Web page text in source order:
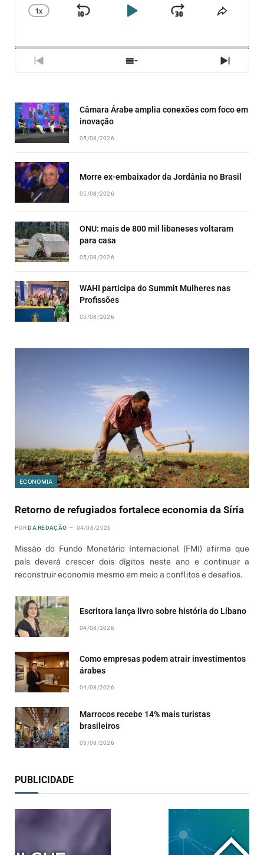
CHANGE
1X
SKIP
PLAYJUMP
PREVIOUS
EPISODE
SHOW
EPISODES
NEXT
Câmara Árabe amplia conexões com foco em
inovação
05/08/2026
Morre ex-embaixador da Jordânia no Brasil
05/08/2026
ONU: mais de 800 mil libaneses voltaram
para casa
05/08/2026
WAHI participa do Summit Mulheres nas
Profissões
05/08/2026
ECONOMIA
Retorno de refugiados fortalece economia da Síria
POR DA REDAÇÃO 04/08/2026
Missão do Fundo Monetário Internacional (FMI) afirma que
país deverá crescer dois dígitos neste ano e continuar a
reconstruir economia mesmo em meio a conflitos e desafios.
Escritora lança livro sobre história do Líbano
04/08/2026
Como empresas podem atrair investimentos
árabes
04/08/2026
Marrocos recebe 14% mais turistas
brasileiros
03/08/2026
PUBLICIDADE